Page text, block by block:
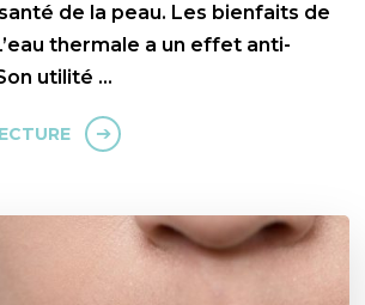
de la peau. Les bienfaits de
thermale a un effet anti-
utilité …